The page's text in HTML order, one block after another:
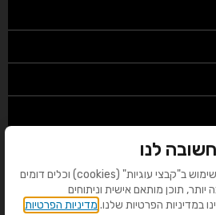
לנו
לידיעתכם, באתר זה נעשה שימוש ב"קבצי עוגיות" (cookies) וכלים דומים
יותר, תוכן מותאם אישית וניתוחים
במדיניות הפרטיות שלנו. מדיניות הפרטיות